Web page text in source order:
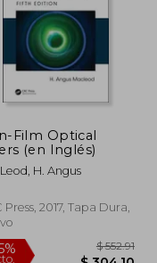
dcto.
Film Optical
(en Inglés)
H. Angus
Press, 2017, Tapa Dura,